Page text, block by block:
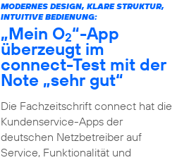
MODERNES DESIGN, KLARE STRUKTUR,
INTUITIVE BEDIENUNG:
„Mein O2“-App
überzeugt im
connect-Test mit der
Note „sehr gut“
Die Fachzeitschrift connect hat die
Kundenservice-Apps der
deutschen Netzbetreiber auf
Service, Funktionalität und